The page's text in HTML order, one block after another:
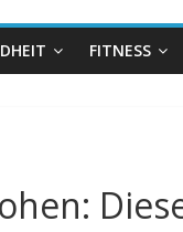
FITNESS